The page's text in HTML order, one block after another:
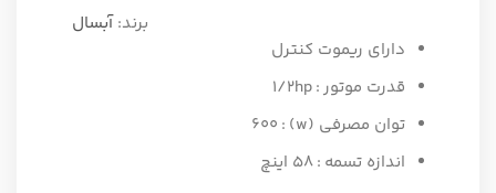
برند:آبسال
دارای ریموت کنترل
قدرت موتور: ۱/۲hp
توان مصرفی (w)
: ۶۰۰
اندازه تسمه : ۵۸ اینچ